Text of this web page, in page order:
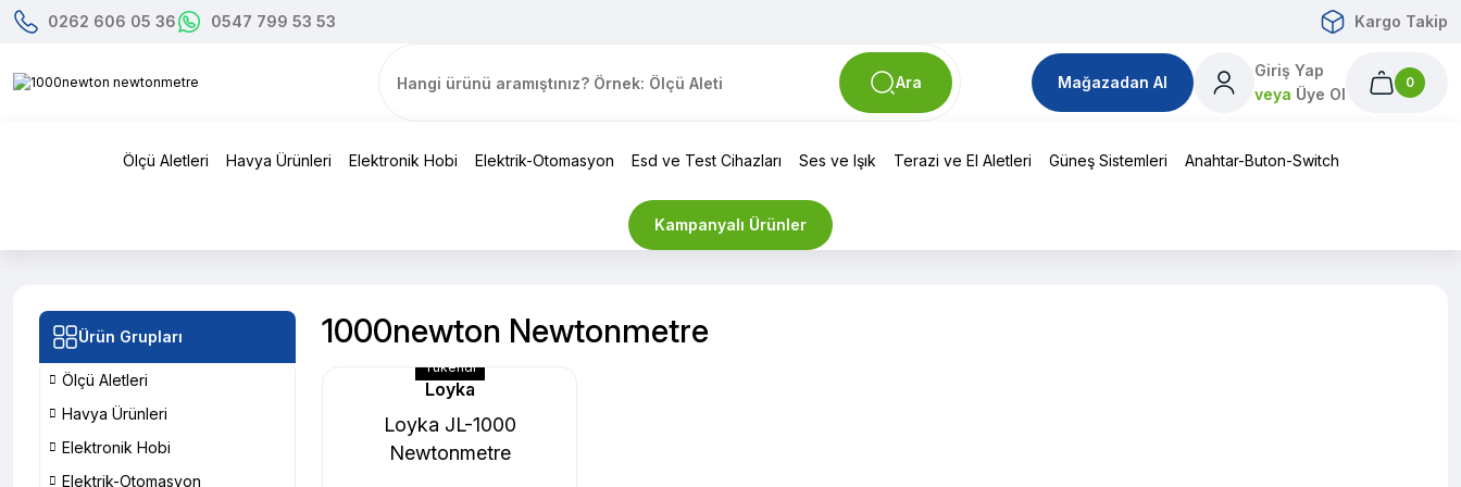
0262 606 05 36 0547 799 53 53 Kargo Takip
Ara Mağazadan Al
Giriş Yap
veya Üye Ol
0
Ölçü Aletleri Havya Ürünleri Elektronik Hobi Elektrik-Otomasyon Esd ve Test Cihazları Ses ve Işık Terazi ve El Aletleri Güneş Sistemleri Anahtar-Buton-Switch
Kampanyalı Ürünler
Ürün Grupları
Ölçü Aletleri
Havya Ürünleri
Elektronik Hobi
Elektrik-Otomasyon
1000newton Newtonmetre
Tükendi
Loyka
Loyka JL-1000
Newtonmetre